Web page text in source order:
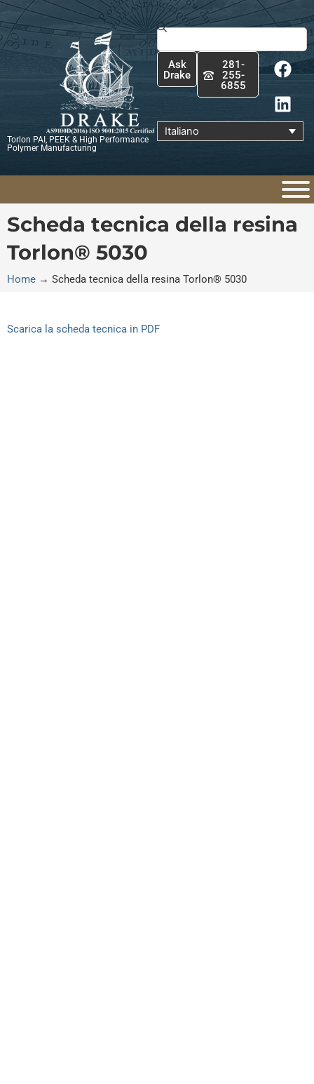
Vai
al
contenuto
Torlon PAI, PEEK & High Performance
Polymer Manufacturing
Cerca
Ask
Drake
281-
255-
6855
F
a
c
e
b
o
k
L
i
n
k
e
d
n
Italiano
Scheda tecnica della resina
Torlon® 5030
Home → Scheda tecnica della resina Torlon® 5030
Scarica la scheda tecnica in PDF